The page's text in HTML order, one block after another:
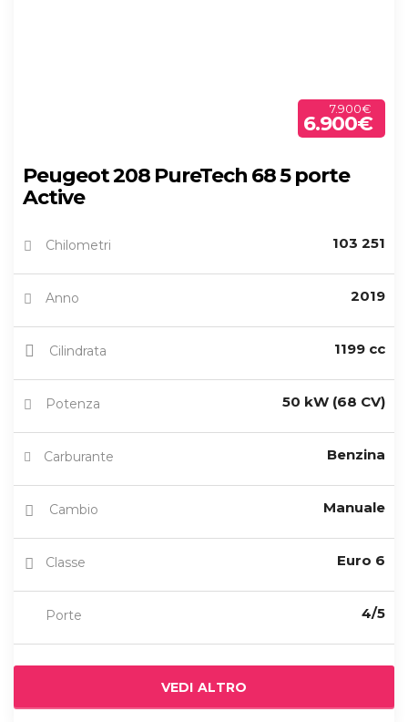
7.900€
6.900€
Peugeot 208 PureTech 68 5 porte
Active
Chilometri 103 251
Anno 2019
Cilindrata 1199 cc
Potenza 50 kW (68 CV)
Carburante Benzina
Cambio Manuale
Classe Euro 6
Porte 4/5
VEDI ALTRO